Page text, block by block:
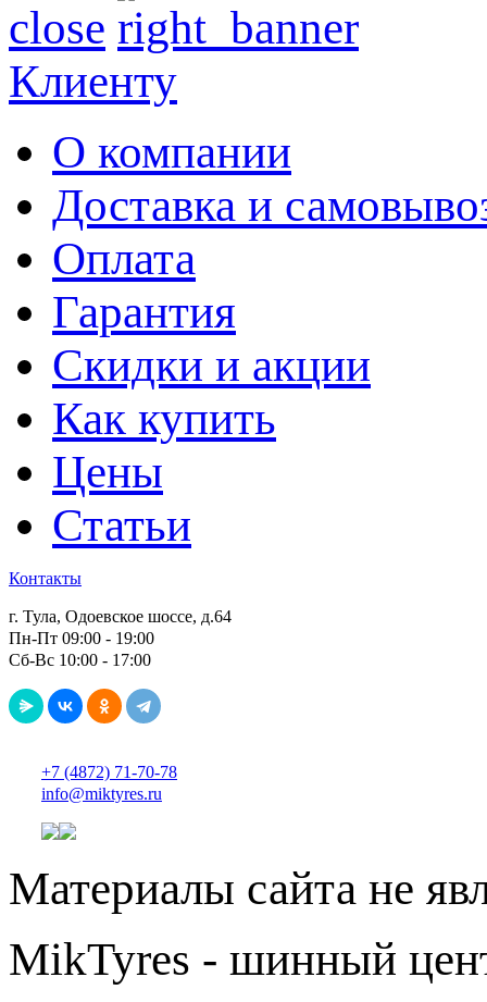
close
Клиенту
О компании
Доставка и
Оплата
Гарантия
Скидки и акции
Как купить
Цены
Статьи
Контакты
г. Тула, Одоевское шоссе, д.64
Пн-Пт 09:00 - 19:00
Сб-Вс 10:00 - 17:00
+7 (4872) 71-70-78
info@miktyres.ru
Материалы сайта не
MikTyres - шинный